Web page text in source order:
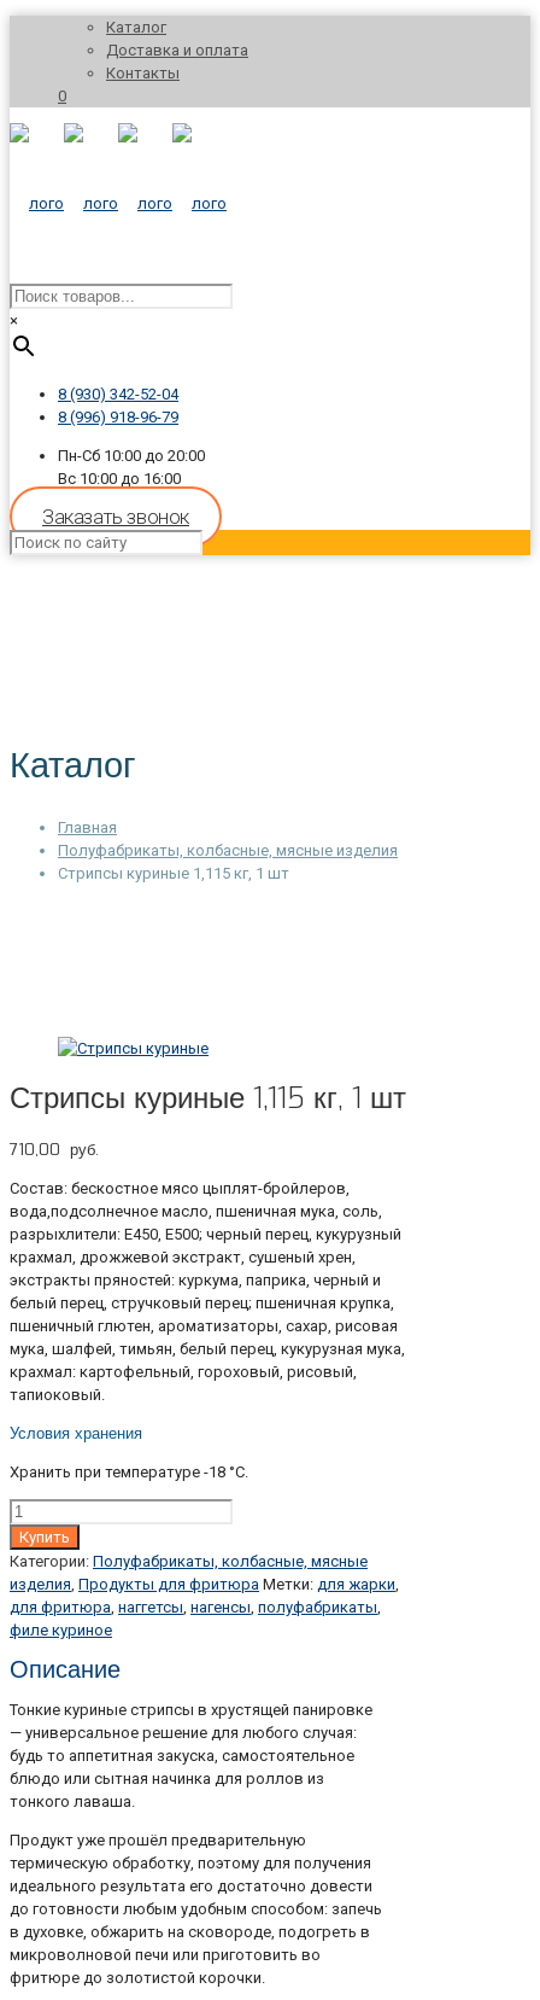
Каталог
Доставка и оплата
Контакты
0
×
8 (930) 342-52-04
8 (996) 918-96-79
Пн-Сб 10:00 до 20:00
Вс 10:00 до 16:00
Заказать звонок
Каталог
Главная
Полуфабрикаты, колбасные, мясные изделия
Стрипсы куриные 1,115 кг, 1 шт
Стрипсы куриные 1,115 кг, 1 шт
710,00 руб.
Состав: бескостное мясо цыплят-бройлеров,
вода,подсолнечное масло, пшеничная мука, соль,
разрыхлители: Е450, E500; черный перец, кукурузный
крахмал, дрожжевой экстракт, сушеный хрен,
экстракты пряностей: куркума, паприка, черный и
белый перец, стручковый перец; пшеничная крупка,
пшеничный глютен, ароматизаторы, сахар, рисовая
мука, шалфей, тимьян, белый перец, кукурузная мука,
крахмал: картофельный, гороховый, рисовый,
тапиоковый.
Условия хранения
Хранить при температуре -18 °С.
Количество
Купить
Категории: Полуфабрикаты, колбасные, мясные
изделия, Продукты для фритюра Метки: для жарки,
для фритюра, наггетсы, нагенсы, полуфабрикаты,
филе куриное
Описание
Тонкие куриные стрипсы в хрустящей панировке
— универсальное решение для любого случая:
будь то аппетитная закуска, самостоятельное
блюдо или сытная начинка для роллов из
тонкого лаваша.
Продукт уже прошёл предварительную
термическую обработку, поэтому для получения
идеального результата его достаточно довести
до готовности любым удобным способом: запечь
в духовке, обжарить на сковороде, подогреть в
микроволновой печи или приготовить во
фритюре до золотистой корочки.